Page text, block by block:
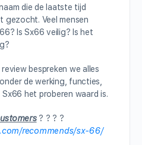
die de laatste tijd
gezocht. Veel mensen
Is Sx66 veilig? Is het
bespreken we alles
de werking, functies,
het proberen waard is.
? ? ? ?
recommends/sx-66/